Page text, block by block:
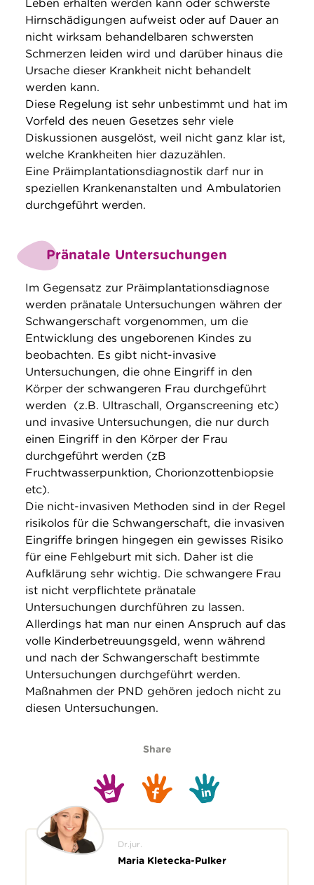
Leben erhalten werden kann oder schwerste
Hirnschädigungen aufweist oder auf Dauer an
nicht wirksam behandelbaren schwersten
Schmerzen leiden wird und darüber hinaus die
Ursache dieser Krankheit nicht behandelt
werden kann.
Diese Regelung ist sehr unbestimmt und hat im
Vorfeld des neuen Gesetzes sehr viele
Diskussionen ausgelöst, weil nicht ganz klar ist,
welche Krankheiten hier dazuzählen.
Eine Präimplantationsdiagnostik darf nur in
speziellen Krankenanstalten und Ambulatorien
durchgeführt werden.
Pränatale Untersuchungen
Im Gegensatz zur Präimplantationsdiagnose
werden pränatale Untersuchungen währen der
Schwangerschaft vorgenommen, um die
Entwicklung des ungeborenen Kindes zu
beobachten. Es gibt nicht-invasive
Untersuchungen, die ohne Eingriff in den
Körper der schwangeren Frau durchgeführt
werden (z.B. Ultraschall, Organscreening etc)
und invasive Untersuchungen, die nur durch
einen Eingriff in den Körper der Frau
durchgeführt werden (zB
Fruchtwasserpunktion, Chorionzottenbiopsie
etc).
Die nicht-invasiven Methoden sind in der Regel
risikolos für die Schwangerschaft, die invasiven
Eingriffe bringen hingegen ein gewisses Risiko
für eine Fehlgeburt mit sich. Daher ist die
Aufklärung sehr wichtig. Die schwangere Frau
ist nicht verpflichtete pränatale
Untersuchungen durchführen zu lassen.
Allerdings hat man nur einen Anspruch auf das
volle Kinderbetreuungsgeld, wenn während
und nach der Schwangerschaft bestimmte
Untersuchungen durchgeführt werden.
Maßnahmen der PND gehören jedoch nicht zu
diesen Untersuchungen.
Share
Dr.jur.
Maria Kletečka-Pulker